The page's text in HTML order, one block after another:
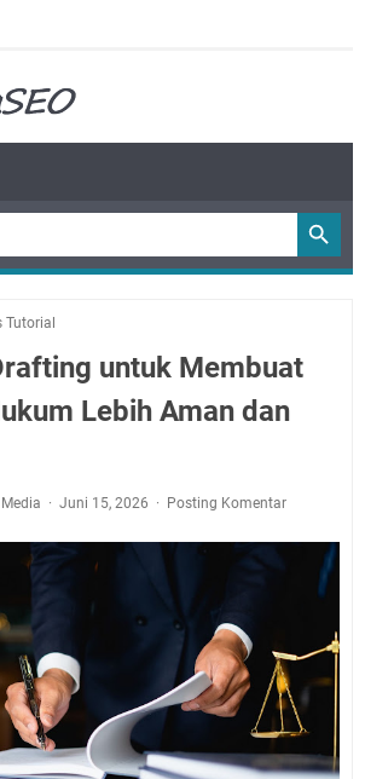
Tutorial
untuk Membuat
Lebih Aman dan
Juni 15, 2026 Posting Komentar